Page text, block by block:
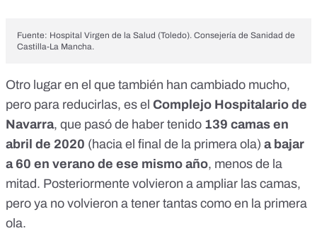
Fuente: Hospital Virgen de la Salud (Toledo). Consejería de Sanidad de
Castilla-La Mancha.
Otro lugar en el que también han cambiado mucho,
pero para reducirlas, es el Complejo Hospitalario de
Navarra, que pasó de haber tenido 139 camas en
abril de 2020 (hacia el final de la primera ola) a bajar
a 60 en verano de ese mismo año, menos de la
mitad. Posteriormente volvieron a ampliar las camas,
pero ya no volvieron a tener tantas como en la primera
ola.